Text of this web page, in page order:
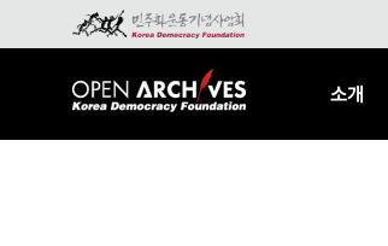
소개